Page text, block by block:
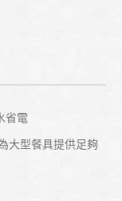
省電
大型餐具提供足夠